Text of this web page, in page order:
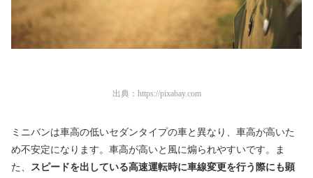
出典： https://pixabay.com
ミニバンは車高の低いセダンタイプの車と異なり、車高が高いた
め不安定になります。車高が高いと風に煽られやすいです。ま
た、
スピードを出している高速運転時に車線変更を行う際にも顕